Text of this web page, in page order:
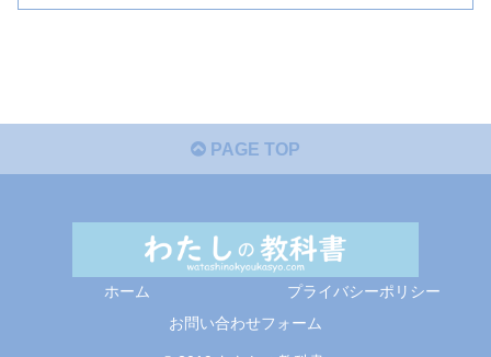
PAGE TOP
ホーム
プライバシーポリシー
お問い合わせフォーム